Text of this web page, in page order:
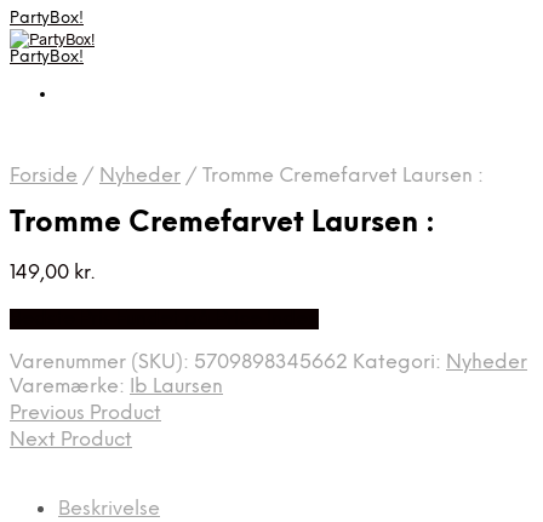
PartyBox!
PartyBox!
Forside / Nyheder / Tromme Cremefarvet Laursen :
Tromme Cremefarvet Laursen :
149,00 kr.
Varenummer (SKU): 5709898345662 Kategori: Nyheder
Varemærke: Ib Laursen
Previous Product
Next Product
Beskrivelse